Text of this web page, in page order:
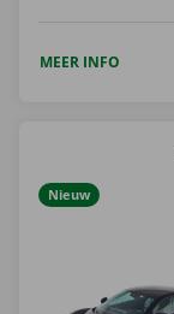
MEER INFO
Nieuw